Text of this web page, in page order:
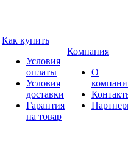
Как купить
Условия
оплаты
Условия
доставки
Гарантия
на товар
Компания
О